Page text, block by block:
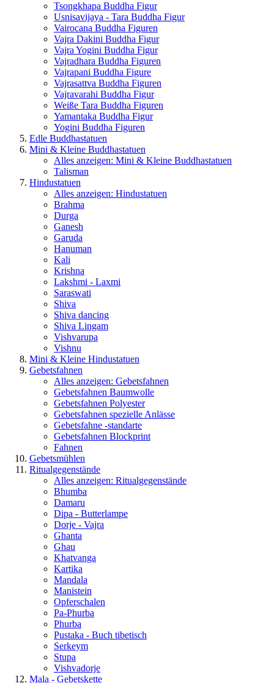
Tsongkhapa Buddha Figur
Usnisavijaya - Tara Buddha Figur
Vairocana Buddha Figuren
Vajra Dakini Buddha Figur
Vajra Yogini Buddha Figur
Vajradhara Buddha Figuren
Vajrapani Buddha Figure
Vajrasattva Buddha Figuren
Vajravarahi Buddha Figur
Weiße Tara Buddha Figuren
Yamantaka Buddha Figur
Yogini Buddha Figuren
Edle Buddhastatuen
Mini & Kleine Buddhastatuen
Alles anzeigen: Mini & Kleine Buddhastatuen
Talisman
Hindustatuen
Alles anzeigen: Hindustatuen
Brahma
Durga
Ganesh
Garuda
Hanuman
Kali
Krishna
Lakshmi - Laxmi
Saraswati
Shiva
Shiva dancing
Shiva Lingam
Vishvarupa
Vishnu
Mini & Kleine Hindustatuen
Gebetsfahnen
Alles anzeigen: Gebetsfahnen
Gebetsfahnen Baumwolle
Gebetsfahnen Polyester
Gebetsfahnen spezielle Anlässe
Gebetsfahne -standarte
Gebetsfahnen Blockprint
Fahnen
Gebetsmühlen
Ritualgegenstände
Alles anzeigen: Ritualgegenstände
Bhumba
Damaru
Dipa - Butterlampe
Dorje - Vajra
Ghanta
Ghau
Khatvanga
Kartika
Mandala
Manistein
Opferschalen
Pa-Phurba
Phurba
Pustaka - Buch tibetisch
Serkeym
Stupa
Vishvadorje
Mala - Gebetskette